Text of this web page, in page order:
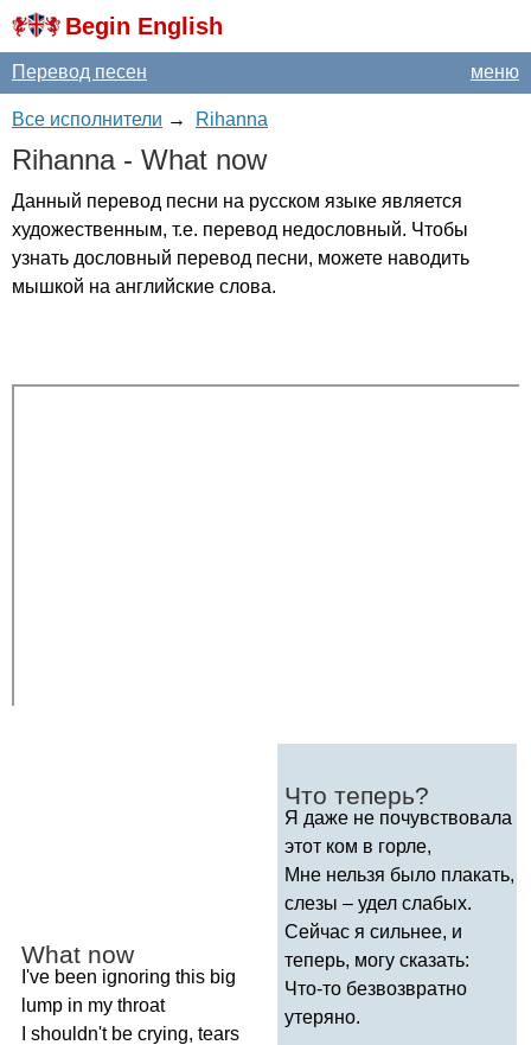
Begin English
меню
Перевод песен
Все исполнители → Rihanna
Rihanna- What now
Данный перевод песни на русском языке является
художественным, т.е. перевод недословный. Чтобы
узнать дословный перевод песни, можете наводить
мышкой на английские слова.
What now
I've been ignoring this big
lump in my throat
shouldn't be crying, tears
Что теперь?
Я даже не почувствовала
этот ком в горле,
Мне нельзя было плакать,
слезы – удел слабых.
Сейчас я сильнее, и
теперь, могу сказать:
Что-то безвозвратно
утеряно.